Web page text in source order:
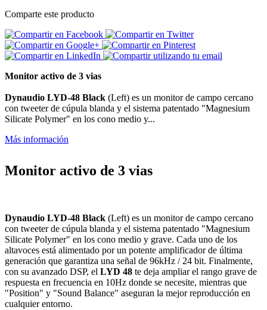
Comparte este producto
Monitor activo de 3 vias
Dynaudio LYD-48 Black (Left) es un monitor de campo cercano
con tweeter de cúpula blanda y el sistema patentado "Magnesium
Silicate Polymer" en los cono medio y...
Más información
Monitor activo de 3 vias
Dynaudio LYD-48 Black (Left) es un monitor de campo cercano
con tweeter de cúpula blanda y el sistema patentado "Magnesium
Silicate Polymer" en los cono medio y grave. Cada uno de los
altavoces está alimentado por un potente amplificador de última
generación que garantiza una señal de 96kHz / 24 bit. Finalmente,
con su avanzado DSP, el LYD 48 te deja ampliar el rango grave de
respuesta en frecuencia en 10Hz donde se necesite, mientras que
"Position" y "Sound Balance" aseguran la mejor reproducción en
cualquier entorno.